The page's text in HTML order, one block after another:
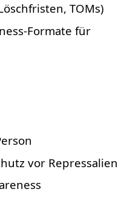
TOMs)
Formate für
vor Repressalien